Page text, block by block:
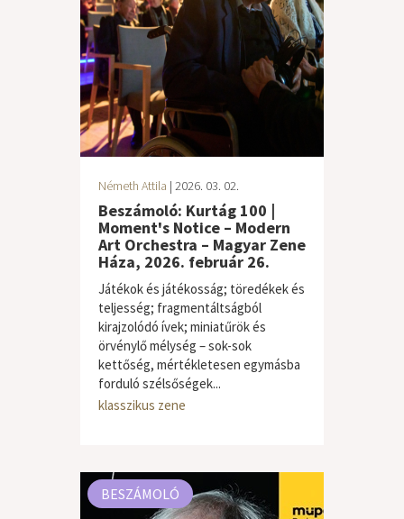
Németh Attila | 2026. 03. 02.
Beszámoló: Kurtág 100 |
Moment's Notice – Modern
Art Orchestra – Magyar Zene
Háza, 2026. február 26.
Játékok és játékosság; töredékek és
teljesség; fragmentáltságból
kirajzolódó ívek; miniatűrök és
örvénylő mélység – sok-sok
kettőség, mértékletesen egymásba
forduló szélsőségek...
klasszikus zene
BESZÁMOLÓ